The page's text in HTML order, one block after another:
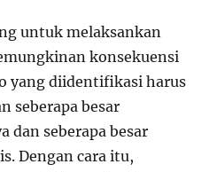
untuk melaksankan
konsekuensi
yang diidentifikasi harus
seberapa besar
dan seberapa besar
Dengan cara itu,